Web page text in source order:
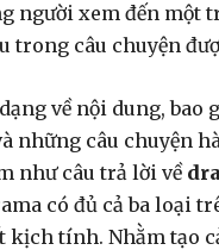
người xem đến một
trong câu chuyện
về nội dung, bao
những câu chuyện
như câu trả lời về
có đủ cả ba loại
tính. Nhằm tạo